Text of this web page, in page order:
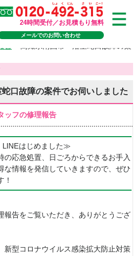
24時間受付／お見積もり無料
メールでのお問い合わせ
口故障の案件でお伺いしました
ッフの修理報告
はじめました≫
の応急処置、日ごろからできるお手入
な情報を発信していきますので、ぜひ
！
報告をご覧いただき、ありがとうござ
新型コロナウイルス感染拡大防止対策